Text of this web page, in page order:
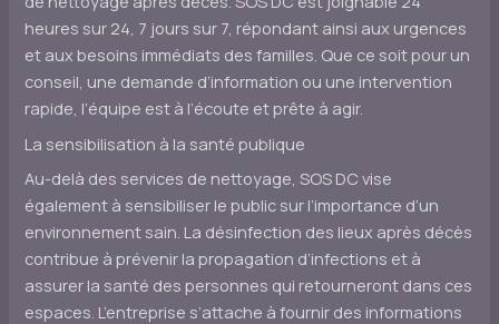
heures sur 24, 7 jours sur 7, répondant ainsi aux urgences
et aux besoins immédiats des familles. Que ce soit pour un
conseil, une demande d’information ou une intervention
rapide, l’équipe est à l’écoute et prête à agir.
La sensibilisation à la santé publique
Au-delà des services de nettoyage, SOS DC vise
également à sensibiliser le public sur l’importance d’un
environnement sain. La désinfection des lieux après décès
contribue à prévenir la propagation d’infections et à
assurer la santé des personnes qui retourneront dans ces
espaces. L’entreprise s’attache à fournir des informations